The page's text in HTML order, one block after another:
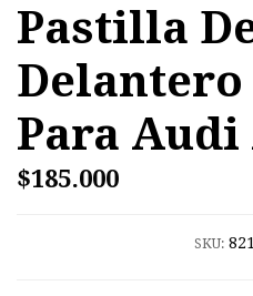
Pastilla
Delantero
Para Audi
$185.000
SKU: